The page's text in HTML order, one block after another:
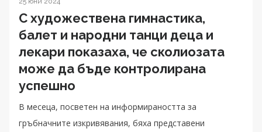
С художествена гимнастика,
балет и народни танци деца и
лекари показаха, че сколиозата
може да бъде контролирана
успешно
В месеца, посветен на информираността за
гръбначните изкривявания, бяха представени